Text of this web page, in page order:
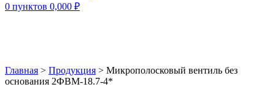
0 пунктов 0,000 ₽
Главная > Продукция > Микрополосковый вентиль без
основания 2ФВМ-18.7-4*